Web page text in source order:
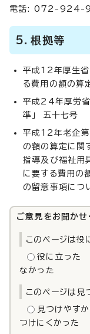
電話: 072-924-
5．根拠等
平成12年厚生
る費用の額の算
平成24年厚労
準」 五十七号
平成12年老企
の額の算定に関
指導及び福祉用
に要する費用の
の留意事項につ
ご意見をお聞かせ
このページは役
役に立った
なかった
このページは見
見つけやす
つけにくかった